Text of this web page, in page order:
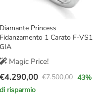
Diamante Princess
Fidanzamento 1 Carato F-VS1
GIA
Magic Price!
€7.500,00
Il
prezzo
€4.290,00
Il
prezzo
43%
di risparmio